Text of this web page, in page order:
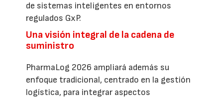
de sistemas inteligentes en entornos
regulados GxP.
Una visión integral de la cadena de
suministro
PharmaLog 2026 ampliará además su
enfoque tradicional, centrado en la gestión
logística, para integrar aspectos